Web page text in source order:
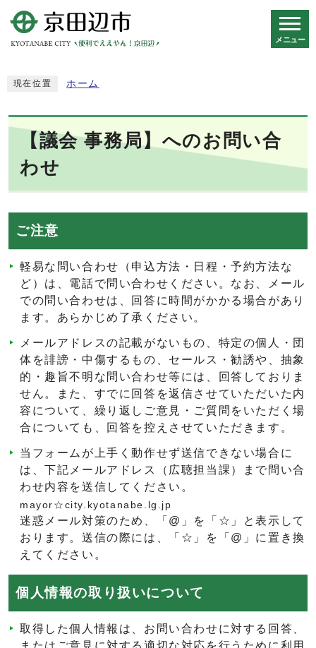
メニュー
現在位置 ホーム
【議会 事務局】へのお問い合
わせ
ご注意
軽易な問い合わせ（申込方法・日程・予約方法な
ど）は、電話で問い合わせください。なお、メール
での問い合わせは、回答に時間がかかる場合があり
ます。あらかじめ了承ください。
メールアドレスの記載がないもの、特定の個人・団
体を誹謗・中傷するもの、セールス・勧誘や、抽象
的・趣旨不明な問い合わせ等には、回答しておりま
せん。また、すでに回答を返信させていただいた内
容について、繰り返しご意見・ご質問をいただく場
合についても、回答を控えさせていただきます。
当フォームが上手く動作せず送信できない場合に
は、下記メールアドレス（広聴担当課）まで問い合
わせ内容を送信してください。
mayor☆city.kyotanabe.lg.jp
迷惑メール対策のため、「@」を「☆」と表示して
おります。送信の際には、「☆」を「@」に置き換
えてください。
個人情報の取り扱いについて
取得した個人情報は、お問い合わせに対する回答、
またはご意見に対する適切な対応を行うために利用